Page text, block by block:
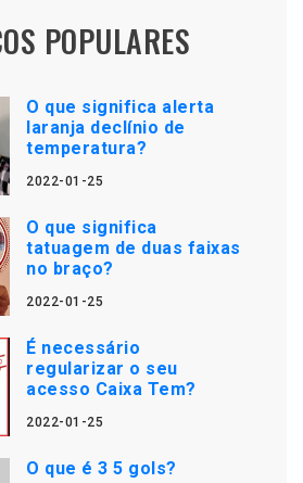
POPULARES
O que significa alerta
laranja declínio de
temperatura?
2022-01-25
O que significa
tatuagem de duas faixas
no braço?
2022-01-25
É necessário
regularizar o seu
acesso Caixa Tem?
2022-01-25
O que é 3 5 gols?